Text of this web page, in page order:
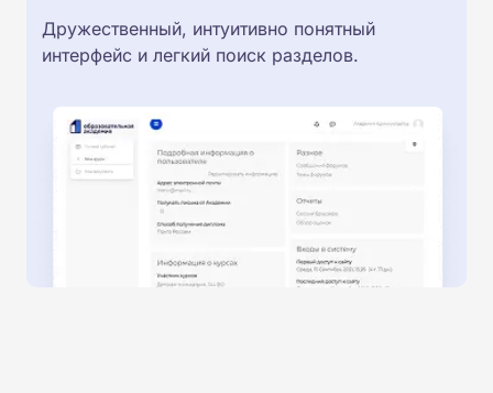
Дружественный, интуитивно понятный
интерфейс и легкий поиск разделов.